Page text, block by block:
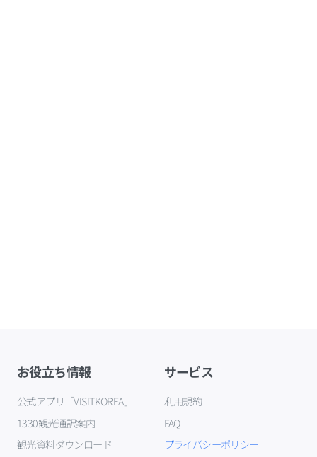
お役立ち情報
公式アプリ「VISITKOREA」
1330観光通訳案内
観光資料ダウンロード
サービス
利用規約
FAQ
プライバシーポリシー